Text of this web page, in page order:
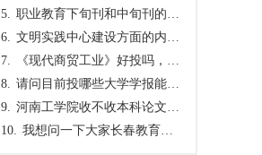
5. 职业教育下旬刊和中旬刊的国内刊号一样，他们有什么区别，两本刊物都是真的吗？
6. 文明实践中心建设方面的内容适合那种期刊
7.
《现代商贸工业》好投吗，版面费多少？
8. 请问目前投哪些大学学报能较快出刊啊
9. 河南工学院收不收本科论文呀？
10. 我想问一下大家长春教育学院学报是本科学报吗？